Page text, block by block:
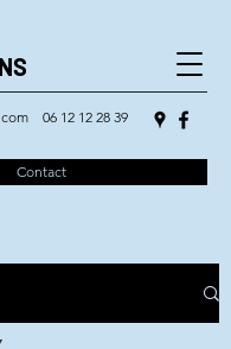
06 12 12 28 39
Contact